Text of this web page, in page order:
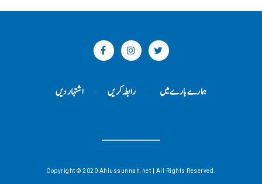
ہمارے بارے میں رابطہ کریں اشتہار دیں
Copyright © 2020 Ahlussunnah.net | All Rights Reserved.